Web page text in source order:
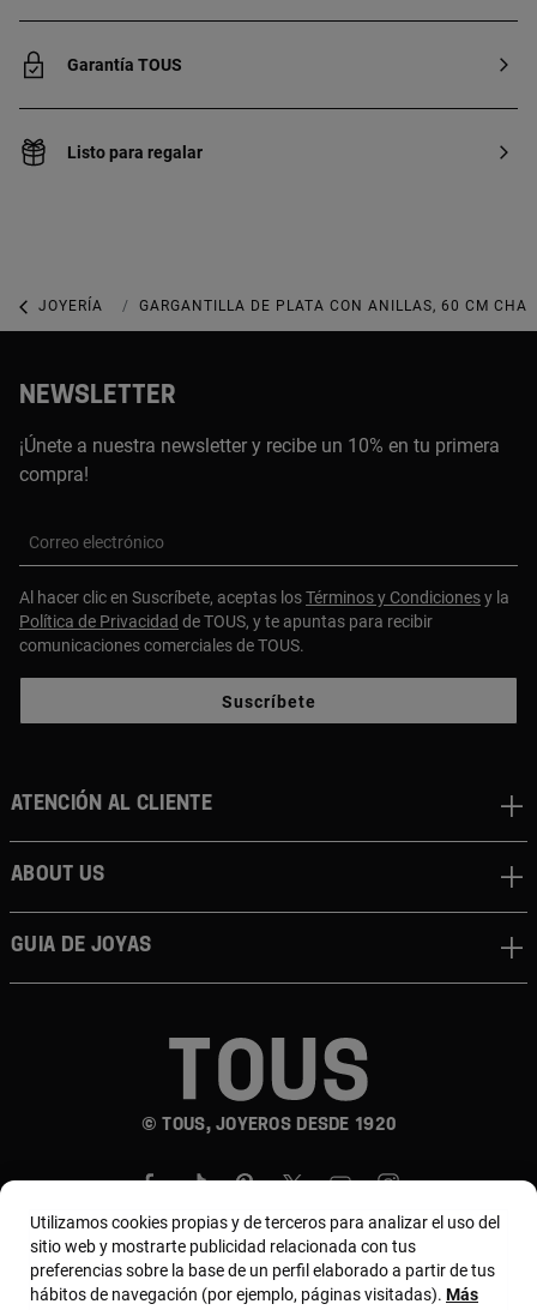
Garantía TOUS
Listo para regalar
JOYERÍA COLLARES
GARGANTILLA DE PLATA CON ANILLAS, 60 CM
NEWSLETTER
¡Únete a nuestra newsletter y recibe un 10% en tu primera
compra!
Correo electrónico
Al hacer clic en Suscríbete, aceptas losTérminos y Condicionesy la
Política de Privacidad de TOUS, y te apuntas para recibir
comunicaciones comerciales de TOUS.
Suscríbete
© TOUS, JOYEROS DESDE 1920
Atención al cliente
About us
Guia de joyas
País y moneda:Perú / Peruvian Sol
Utilizamos cookies propias y de terceros para analizar el uso del
sitio web y mostrarte publicidad relacionada con tus
preferencias sobre la base de un perfil elaborado a partir de tus
hábitos de navegación (por ejemplo, páginas visitadas). Más